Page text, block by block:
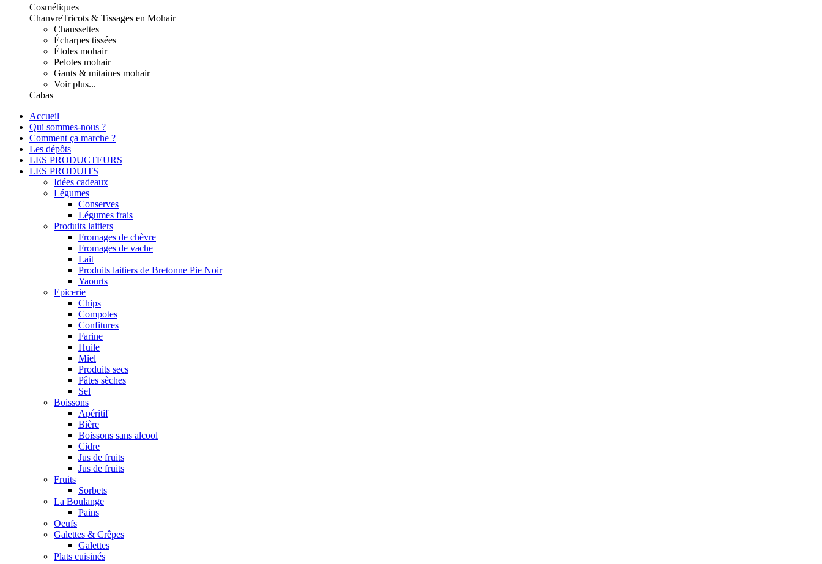
Cosmétiques
ChanvreTricots & Tissages en Mohair
Chaussettes
Écharpes tissées
Étoles mohair
Pelotes mohair
Gants & mitaines mohair
Voir plus...
Cabas
Accueil
Qui sommes-nous ?
Comment ça marche ?
Les dépôts
LES PRODUCTEURS
LES PRODUITS
Idées cadeaux
Légumes
Conserves
Légumes frais
Produits laitiers
Fromages de chèvre
Fromages de vache
Lait
Produits laitiers de Bretonne Pie Noir
Yaourts
Epicerie
Chips
Compotes
Confitures
Farine
Huile
Miel
Produits secs
Pâtes sèches
Sel
Boissons
Apéritif
Bière
Boissons sans alcool
Cidre
Jus de fruits
Jus de fruits
Fruits
Sorbets
La Boulange
Pains
Oeufs
Galettes & Crêpes
Galettes
Plats cuisinés